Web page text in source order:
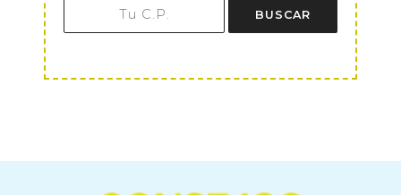
BUSCAR